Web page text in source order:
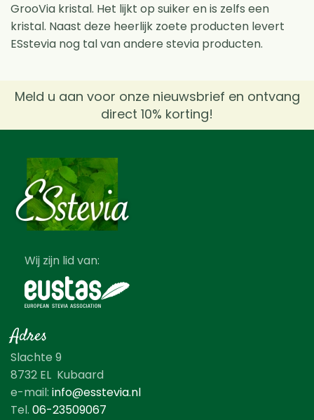
GrooVia kristal. Het lijkt op suiker en is zelfs een
kristal. Naast deze heerlijk zoete producten levert
ESstevia nog tal van andere stevia producten.
Meld u aan voor onze nieuwsbrief en ontvang
direct 10% korting!
Wij zijn lid van:
Adres
Slachte 9
8732 EL Kubaard
e-mail: info@esstevia.nl
Tel. 06-23509067